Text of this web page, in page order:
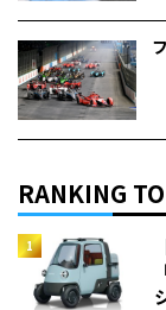
RANKING